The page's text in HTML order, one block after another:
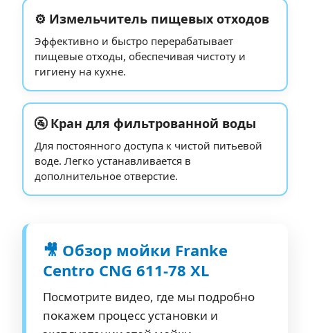
⚙️ Измельчитель пищевых отходов
Эффективно и быстро перерабатывает
пищевые отходы, обеспечивая чистоту и
гигиену на кухне.
🚰 Кран для фильтрованной воды
Для постоянного доступа к чистой питьевой
воде. Легко устанавливается в
дополнительное отверстие.
🎥 Обзор мойки Franke
Centro CNG 611-78 XL
Посмотрите видео, где мы подробно
покажем процесс установки и